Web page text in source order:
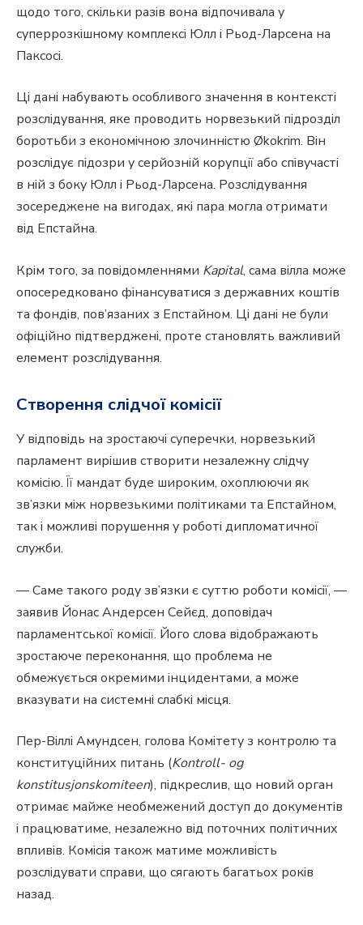
щодо того, скільки разів вона відпочивала у
суперрозкішному комплексі Юлл і Рьод-Ларсена на
Паксосі.
Ці дані набувають особливого значення в контексті
розслідування, яке проводить норвезький підрозділ
боротьби з економічною злочинністю Økokrim. Він
розслідує підозри у серйозній корупції або співучасті
в ній з боку Юлл і Рьод-Ларсена. Розслідування
зосереджене на вигодах, які пара могла отримати
від Епстайна.
Крім того, за повідомленнями Kapital, сама вілла може
опосередковано фінансуватися з державних коштів
та фондів, пов’язаних з Епстайном. Ці дані не були
офіційно підтверджені, проте становлять важливий
елемент розслідування.
Створення слідчої комісії
У відповідь на зростаючі суперечки, норвезький
парламент вирішив створити незалежну слідчу
комісію. Її мандат буде широким, охоплюючи як
зв’язки між норвезькими політиками та Епстайном,
так і можливі порушення у роботі дипломатичної
служби.
— Саме такого роду зв’язки є суттю роботи комісії, —
заявив Йонас Андерсен Сейєд, доповідач
парламентської комісії. Його слова відображають
зростаюче переконання, що проблема не
обмежується окремими інцидентами, а може
вказувати на системні слабкі місця.
Пер-Віллі Амундсен, голова Комітету з контролю та
конституційних питань (Kontroll- og
konstitusjonskomiteen), підкреслив, що новий орган
отримає майже необмежений доступ до документів
і працюватиме, незалежно від поточних політичних
впливів. Комісія також матиме можливість
розслідувати справи, що сягають багатьох років
назад.